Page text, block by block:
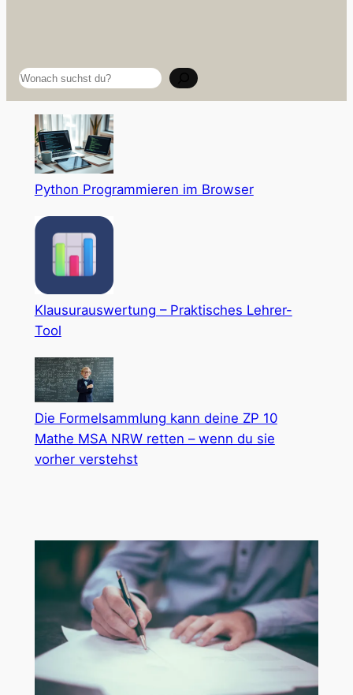
Suchen
Python Programmieren im Browser
Klausurauswertung – Praktisches Lehrer-
Tool
Die Formelsammlung kann deine ZP 10
Mathe MSA NRW retten – wenn du sie
vorher verstehst